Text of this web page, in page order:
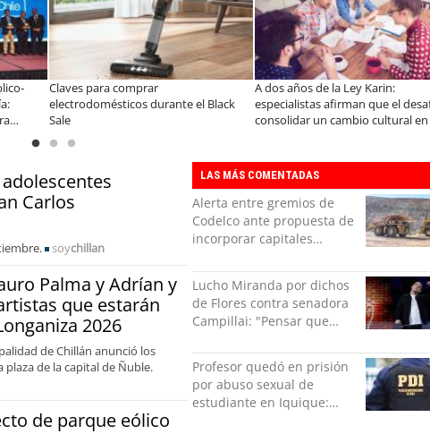
Claves para comprar
electrodomésticos durante el Black
Sale
A dos años de la Ley Karin:
especialistas afirman que el
consolidar un cambio cultural en
Carlos
soychillan
Palma y Adrían y
que estarán
2026
de Chillán anunció los
de la capital de Ñuble.
de parque eólico
LAS MÁS COMENTADAS
Alerta entre gremios de
Codelco ante propuesta de
incorporar capitales
Lucho Miranda por dichos
de Flores contra senadora
Campillai: "Pensar que
es una forma de quitar
dignidad"
Profesor quedó en prisión
por abuso sexual de
estudiante en Iquique: